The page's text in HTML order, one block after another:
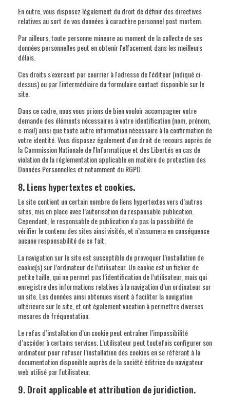
En outre, vous disposez légalement du droit de définir des directives
relatives au sort de vos données à caractère personnel post mortem.
Par ailleurs, toute personne mineure au moment de la collecte de ses
données personnelles peut en obtenir l'effacement dans les meilleurs
délais.
Ces droits s'exercent par courrier à l'adresse de l'éditeur (indiqué ci-
dessus) ou par l'intermédiaire du formulaire contact disponible sur le
site.
Dans ce cadre, nous vous prions de bien vouloir accompagner votre
demande des éléments nécessaires à votre identification (nom, prénom,
e-mail) ainsi que toute autre information nécessaire à la confirmation de
votre identité. Vous disposez également d'un droit de recours auprès de
la Commission Nationale de l'Informatique et des Libertés en cas de
violation de la réglementation applicable en matière de protection des
Données Personnelles et notamment du RGPD.
8. Liens hypertextes et cookies.
Le site contient un certain nombre de liens hypertextes vers d’autres
sites, mis en place avec l’autorisation du responsable publication.
Cependant, le responsable de publication n'a pas la possibilité de
vérifier le contenu des sites ainsi visités, et n’assumera en conséquence
aucune responsabilité de ce fait.
La navigation sur le site est susceptible de provoquer l’installation de
cookie(s) sur l’ordinateur de l’utilisateur. Un cookie est un fichier de
petite taille, qui ne permet pas l’identification de l’utilisateur, mais qui
enregistre des informations relatives à la navigation d’un ordinateur sur
un site. Les données ainsi obtenues visent à faciliter la navigation
ultérieure sur le site, et ont également vocation à permettre diverses
mesures de fréquentation.
Le refus d’installation d’un cookie peut entraîner l’impossibilité
d’accéder à certains services. L’utilisateur peut toutefois configurer son
ordinateur pour refuser l’installation des cookies en se référant à la
documentation disponible auprès de la société éditrice du navigateur
web utilisé par l'utilisateur.
9. Droit applicable et attribution de juridiction.